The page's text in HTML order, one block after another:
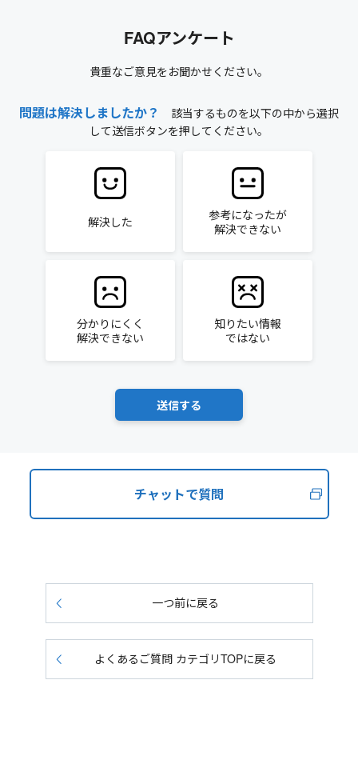
FAQアンケート
貴重なご意見をお聞かせください。
問題は解決しましたか？
該当するものを以下の中から選択
して送信ボタンを押してください。
解決した
参考になったが
解決できない
分かりにくく
解決できない
知りたい情報
ではない
チャットで質問
一つ前に戻る
よくあるご質問 カテゴリTOPに戻る